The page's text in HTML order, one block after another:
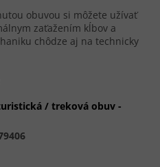
obuvou si môžete užívať
zaťažením kĺbov a
chôdze aj na technicky
/ treková obuv -